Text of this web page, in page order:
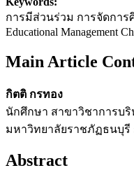
การมีส่วนร่วม การจัดการ
Educational Management
Main Article
กิตติ กรทอง
นักศึกษา สาขาวิชาการบ
มหาวิทยาลัยราชภัฏธนบุรี
Abstract